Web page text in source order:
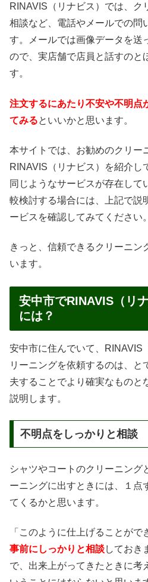
RINAVIS（リナビス）では、ク
相談など、電話やメールでの問
す。メールでは画像データを送
ので、実店舗で店員と話すのと
す。
注文するにあたり不安や不明点
てみるといいかと思います。
本サイトでは、お勧めのクリー
RINAVIS（リナビス）を紹介し
同じようなサービスが存在して
較検討する場合には、上記で説
ービスを確認してみてください。
きっと、信頼できるクリーニン
います。
安中市でRINAVIS（リ
には？
安中市に住んでいて、RINAVIS
リーニングを依頼するのは、と
夫することでより確実なものと
説明します。
不明点をしっかりと相談
シャツやコートのクリーニング
ーニングに出すときには、１点
てくるかと思います。
「このように仕上げることがで
事前にしっかりと相談しておき
で、出来上がってきたときに考